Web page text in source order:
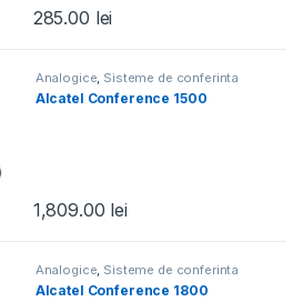
285.00 lei
Analogice, Sisteme de conferinta
Alcatel Conference 1500
1,809.00 lei
Analogice, Sisteme de conferinta
Alcatel Conference 1800